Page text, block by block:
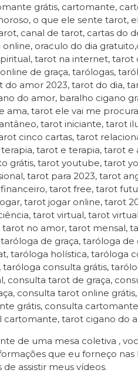
grátis, cartomante,
o que ele sente tarot,
canal de tarot, cartas do
online, oraculo do dia
tarot na internet,
de graça, tarólogas,
do amor 2023, tarot do dia,
do amor, baralho cigano
ama, tarot ele vai me
tarot iniciante, tarot
cinco cartas, tarot
tarot e terapia, tarot
grátis, tarot youtube, tarot
tarot para 2023, tarot
tarot free, tarot
tarot jogar online, tarot
tarot virtual, tarot
no amor, tarot mensal,
de graça, taróloga
taróloga holística, taróloga
consulta grátis,
consulta tarot de graça,
consulta tarot online
grátis, consulta
cartomante, tarot cigano do
de uma mesa coletiva ,
que eu forneço
assistir meus vídeos.